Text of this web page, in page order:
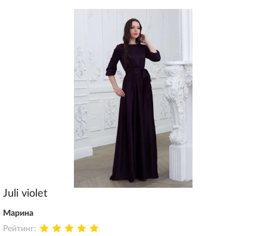
Juli violet
Марина
Рейтинг: